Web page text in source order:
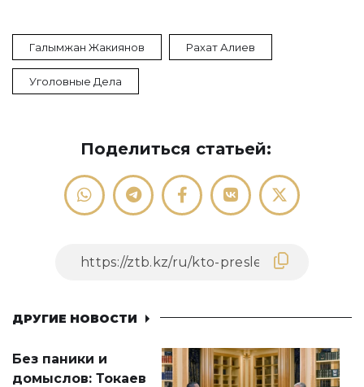
Галымжан Жакиянов Рахат Алиев
Уголовные Дела
Поделиться статьей:
ДРУГИЕ НОВОСТИ
Без паники и
домыслов: Токаев